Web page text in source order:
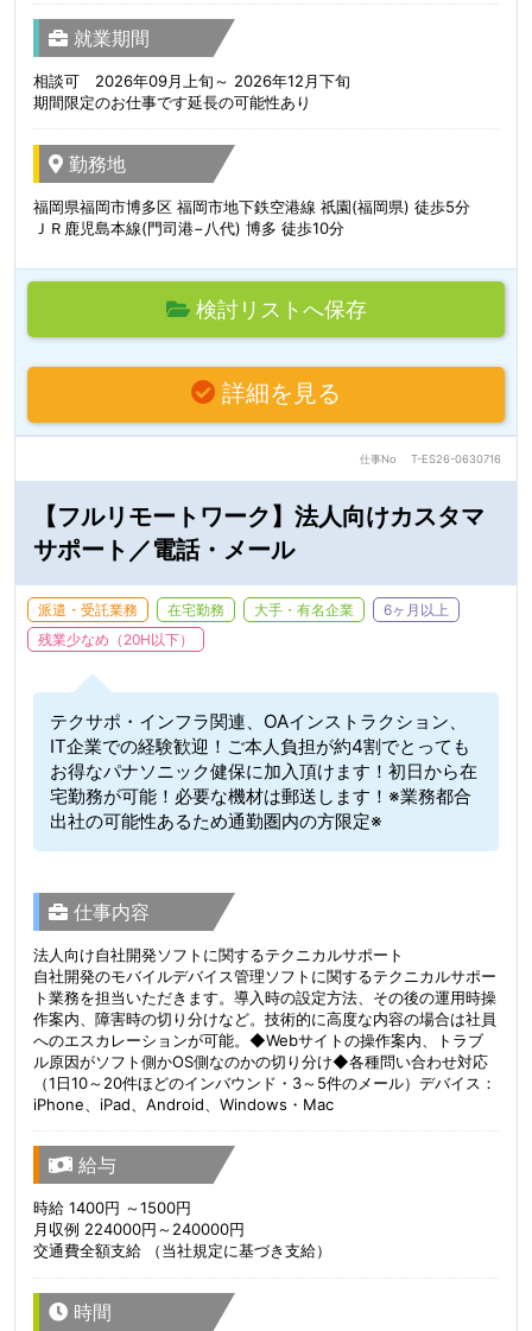
就業期間
相談可 2026年09月上旬～ 2026年12月下旬
期間限定のお仕事です延長の可能性あり
勤務地
福岡県福岡市博多区 福岡市地下鉄空港線 祇園(福岡県) 徒歩5分
ＪＲ鹿児島本線(門司港−八代) 博多 徒歩10分
検討リストへ保存
詳細を見る
仕事No T-ES26-0630716
【フルリモートワーク】法人向けカスタマ
サポート／電話・メール
派遣・受託業務 在宅勤務 大手・有名企業
6ヶ月以上
残業少なめ（20H以下）
テクサポ・インフラ関連、OAインストラクション、
IT企業での経験歓迎！ご本人負担が約4割でとっても
お得なパナソニック健保に加入頂けます！初日から在
宅勤務が可能！必要な機材は郵送します！※業務都合
出社の可能性あるため通勤圏内の方限定※
仕事内容
法人向け自社開発ソフトに関するテクニカルサポート
自社開発のモバイルデバイス管理ソフトに関するテクニカルサポー
ト業務を担当いただきます。導入時の設定方法、その後の運用時操
作案内、障害時の切り分けなど。技術的に高度な内容の場合は社員
へのエスカレーションが可能。◆Webサイトの操作案内、トラブ
ル原因がソフト側かOS側なのかの切り分け◆各種問い合わせ対応
（1日10～20件ほどのインバウンド・3～5件のメール）デバイス：
iPhone、iPad、Android、Windows・Mac
給与
時給 1400円 ～1500円
月収例 224000円～240000円
交通費全額支給 （当社規定に基づき支給）
時間